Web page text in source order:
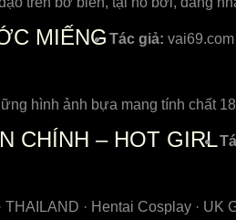
MIẾNG Tác giả: vai69.com
hình ảnh bựa mang tính chất
CHÍNH – HOT GIRL
· Hentai Cosplay · UK